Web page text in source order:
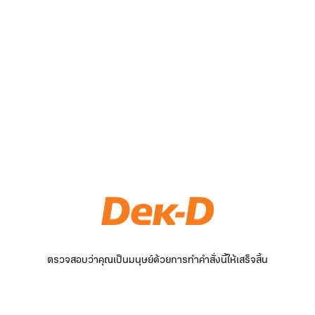
ตรวจสอบว่าคุณเป็นมนุษย์ด้วยการทำคำสั่งนี้ให้เสร็จสิ้น